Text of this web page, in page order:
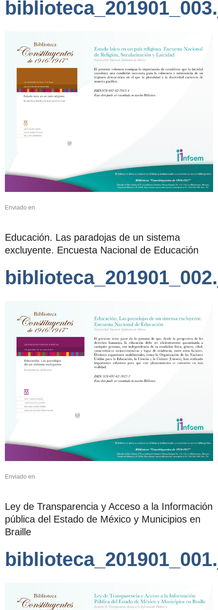
Enviado en
Educación. Las paradojas de un sistema
excluyente. Encuesta Nacional de Educación
Enviado en
Ley de Transparencia y Acceso a la Información
pública del Estado de México y Municipios en
Braille